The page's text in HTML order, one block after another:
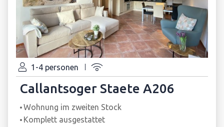
1-4 personen
Callantsoger Staete A206
Wohnung im zweiten Stock
Komplett ausgestattet